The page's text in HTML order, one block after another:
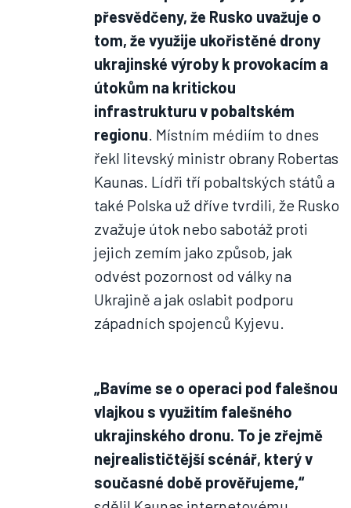
přesvědčeny, že Rusko uvažuje o
tom, že využije ukořistěné drony
ukrajinské výroby k provokacím a
útokům na kritickou
infrastrukturu v pobaltském
regionu. Místním médiím to dnes
řekl litevský ministr obrany Robertas
Kaunas. Lídři tří pobaltských států a
také Polska už dříve tvrdili, že Rusko
zvažuje útok nebo sabotáž proti
jejich zemím jako způsob, jak
odvést pozornost od války na
Ukrajině a jak oslabit podporu
západních spojenců Kyjevu.
„Bavíme se o operaci pod falešnou
vlajkou s využitím falešného
ukrajinského dronu. To je zřejmě
nejrealističtější scénář, který v
současné době prověřujeme,“